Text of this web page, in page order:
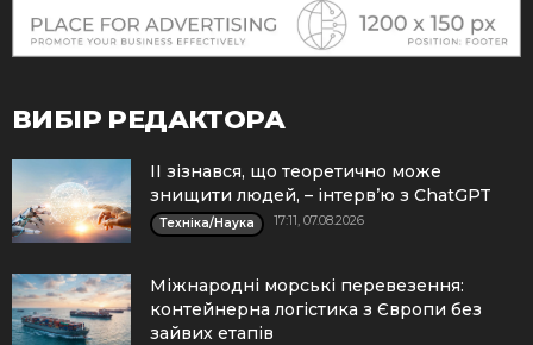
ВИБІР РЕДАКТОРА
ІІ зізнався, що теоретично може
знищити людей, – інтерв’ю з ChatGPT
Техніка/Наука 17:11, 07.08.2026
Міжнародні морські перевезення:
контейнерна логістика з Європи без
зайвих етапів